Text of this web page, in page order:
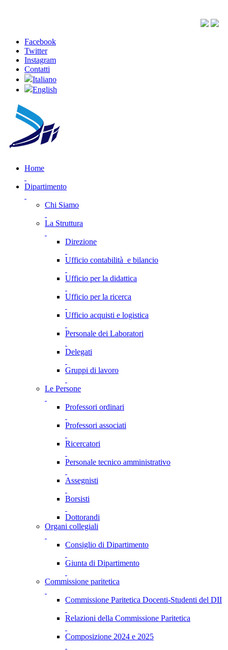
Facebook
Twitter
Instagram
Contatti
Italiano
English
Home
Dipartimento
Chi Siamo
La Struttura
Direzione
Ufficio contabilità e bilancio
Ufficio per la didattica
Ufficio per la ricerca
Ufficio acquisti e logistica
Personale dei Laboratori
Delegati
Gruppi di lavoro
Le Persone
Professori ordinari
Professori associati
Ricercatori
Personale tecnico amministrativo
Assegnisti
Borsisti
Dottorandi
Organi collegiali
Consiglio di Dipartimento
Giunta di Dipartimento
Commissione paritetica
Commissione Paritetica Docenti-Studenti del DII
Relazioni della Commissione Paritetica
Composizione 2024 e 2025